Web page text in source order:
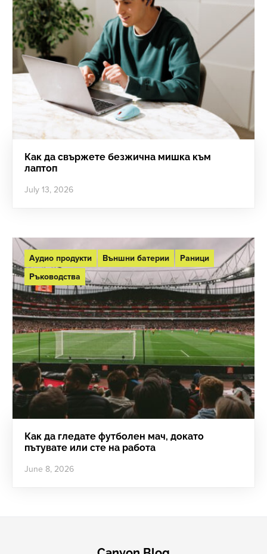
Как да свържете безжична мишка към
лаптоп
July 13, 2026
Аудио продукти Външни батерии
Раници
Ръководства
Как да гледате футболен мач, докато
пътувате или сте на работа
June 8, 2026